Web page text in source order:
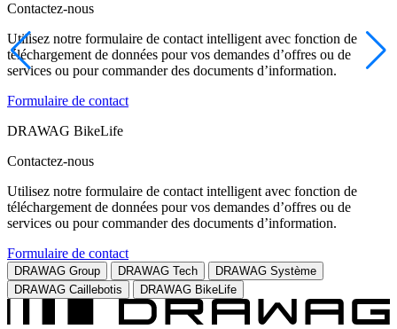
Contactez-nous
Utilisez notre formulaire de contact intelligent avec fonction de
téléchargement de données pour vos demandes d’offres ou de
services ou pour commander des documents d’information.
Formulaire de contact
DRAWAG BikeLife
Contactez-nous
Utilisez notre formulaire de contact intelligent avec fonction de
téléchargement de données pour vos demandes d’offres ou de
services ou pour commander des documents d’information.
Formulaire de contact
DRAWAG Group DRAWAG Tech
DRAWAG Système
DRAWAG Caillebotis
DRAWAG BikeLife